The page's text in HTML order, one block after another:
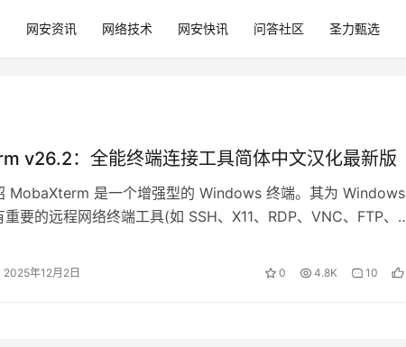
网安资讯 网络技术 网安快讯 问答社区 圣力甄选
v26.2：全能终端连接工具简体中文汉化最新版
MobaXterm 是一个增强型的 Windows 终端。其为 Windows
要的远程网络终端工具(如 SSH、X11、RDP、VNC、FTP、
2025年12月2日 0 4.8K 10